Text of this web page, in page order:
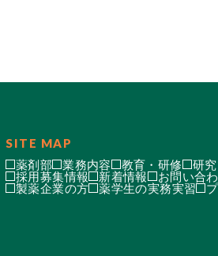
SITE MAP
薬剤部 業務内容 教育・研修 研
採用募集情報
新着情報 お問い合
製薬企業の方
薬学生の実務実習